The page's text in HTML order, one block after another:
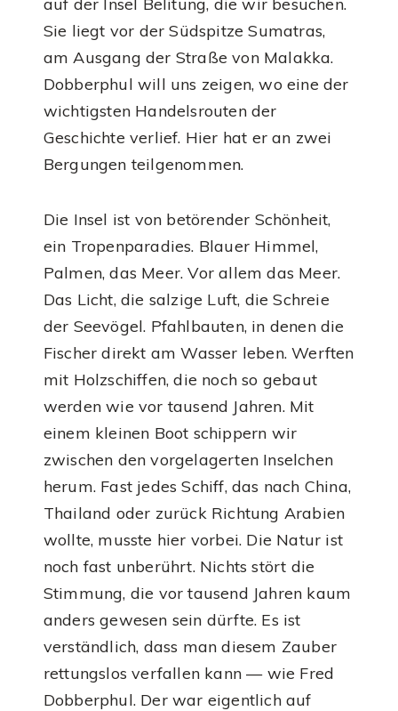
Sie liegt vor der Südspitze Sumatras,
am Ausgang der Straße von Malakka.
Dobberphul will uns zeigen, wo eine der
wichtigsten Handelsrouten der
Geschichte verlief. Hier hat er an zwei
Bergungen teilgenommen.
Die Insel ist von betörender Schönheit,
ein Tropenparadies. Blauer Himmel,
Palmen, das Meer. Vor allem das Meer.
Das Licht, die salzige Luft, die Schreie
der Seevögel. Pfahlbauten, in denen die
Fischer direkt am Wasser leben. Werften
mit Holzschiffen, die noch so gebaut
werden wie vor tausend Jahren. Mit
einem kleinen Boot schippern wir
zwischen den vorgelagerten Inselchen
herum. Fast jedes Schiff, das nach China,
Thailand oder zurück Richtung Arabien
wollte, musste hier vorbei. Die Natur ist
noch fast unberührt. Nichts stört die
Stimmung, die vor tausend Jahren kaum
anders gewesen sein dürfte. Es ist
verständlich, dass man diesem Zauber
rettungslos verfallen kann — wie Fred
Dobberphul. Der war eigentlich auf